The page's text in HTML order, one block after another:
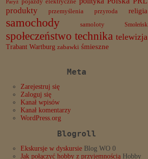
Paryż
produkty
przemyślenia przyroda religia
samochody samoloty Smoleńsk
społeczeństwo technika telewizja
Trabant Wartburg zabawki śmieszne
Meta
Zarejestruj się
Zaloguj się
Kanał wpisów
Kanał komentarzy
WordPress.org
Blogroll
Ekskursje w dyskursie Blog WO 0
Jak połączyć hobby z przyjemnością Hobby